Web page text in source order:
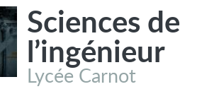
Sciences de
l’ingénieur
Lycée Carnot